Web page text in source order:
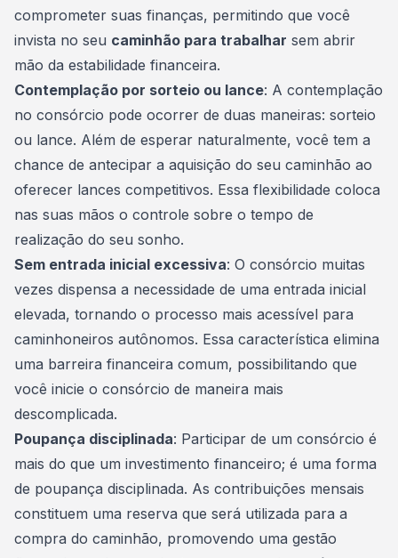
comprometer suas finanças, permitindo que você
invista no seu caminhão para trabalhar sem abrir
mão da estabilidade financeira.
Contemplação por sorteio ou lance: A contemplação
no consórcio pode ocorrer de duas maneiras: sorteio
ou lance. Além de esperar naturalmente, você tem a
chance de antecipar a aquisição do seu caminhão ao
oferecer lances competitivos. Essa flexibilidade coloca
nas suas mãos o controle sobre o tempo de
realização do seu sonho.
Sem entrada inicial excessiva: O consórcio muitas
vezes dispensa a necessidade de uma entrada inicial
elevada, tornando o processo mais acessível para
caminhoneiros autônomos. Essa característica elimina
uma barreira financeira comum, possibilitando que
você inicie o consórcio de maneira mais
descomplicada.
Poupança disciplinada: Participar de um consórcio é
mais do que um investimento financeiro; é uma forma
de poupança disciplinada. As contribuições mensais
constituem uma reserva que será utilizada para a
compra do caminhão, promovendo uma gestão